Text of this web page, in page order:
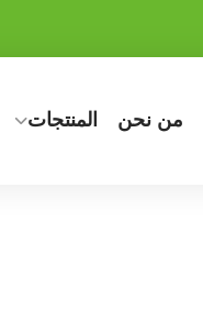
من نحن المنتجات